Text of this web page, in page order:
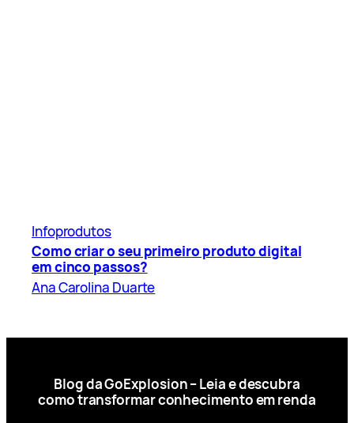
Infoprodutos
Como criar o seu primeiro produto digital
em cinco passos?
Ana Carolina Duarte
Blog da GoExplosion – Leia e descubra
como transformar conhecimento em renda